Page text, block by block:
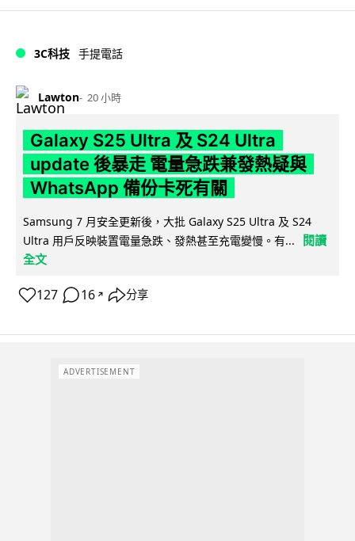
3C科技 手提電話
Lawton 20 小時
Galaxy S25 Ultra 及 S24 Ultra
update 後暴走 電量急跌兼發熱疑與
WhatsApp 備份卡死有關
Samsung 7 月安全更新後，大批 Galaxy S25 Ultra 及 S24
Ultra 用戶反映裝置電量急跌、發熱甚至充電變慢。有...
閱讀
全文
127 16 ↗ 分享
ADVERTISEMENT